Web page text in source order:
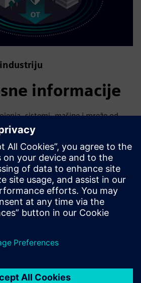
informacije
sistemi, mašine i mreže od
je primeniti - i kontinuirano
proizvodi i rešenja čine samo
Za više informacija o
posetite.